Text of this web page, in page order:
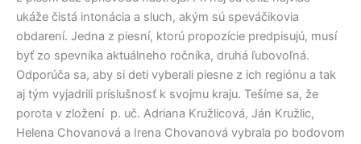
ukáže čistá intonácia a sluch, akým sú speváčikovia
obdarení. Jedna z piesní, ktorú propozície predpisujú, musí
byť zo spevníka aktuálneho ročníka, druhá ľubovoľná.
Odporúča sa, aby si deti vyberali piesne z ich regiónu a tak
aj tým vyjadrili príslušnosť k svojmu kraju. Tešíme sa, že
porota v zložení p. uč. Adriana Kružlicová, Ján Kružlic,
Helena Chovanová a Irena Chovanová vybrala po bodovom